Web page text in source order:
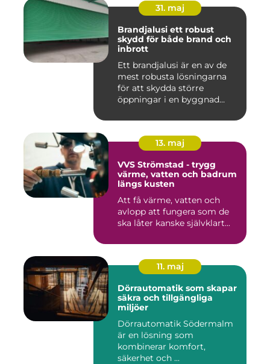
31. maj
Brandjalusi ett robust
skydd för både brand och
inbrott
Ett brandjalusi är en av de
mest robusta lösningarna
för att skydda större
öppningar i en byggnad
13. maj
VVS Strömstad - trygg
värme, vatten och badrum
längs kusten
Att få värme, vatten och
avlopp att fungera som de
ska låter kanske självklart...
11. maj
Dörrautomatik som skapar
säkra och tillgängliga
miljöer
Dörrautomatik Södermalm
är en lösning som
kombinerar komfort,
säkerhet och ...